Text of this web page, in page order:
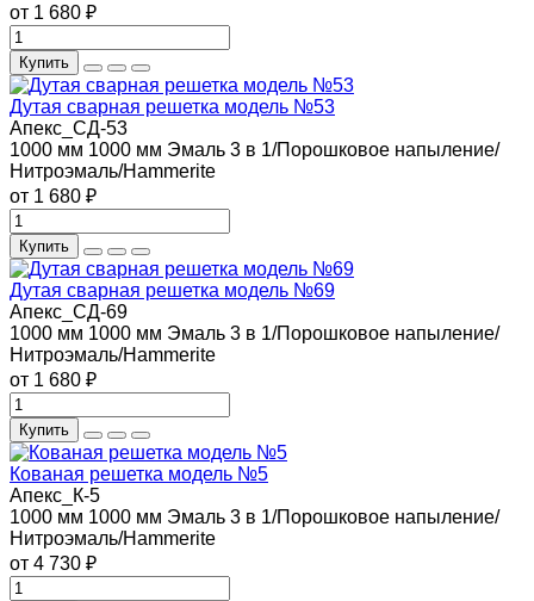
от 1 680 ₽
Купить
Дутая сварная решетка модель №53
Апекс_СД-53
1000 мм 1000 мм Эмаль 3 в 1/Порошковое напыление/
Нитроэмаль/Hammerite
от 1 680 ₽
Купить
Дутая сварная решетка модель №69
Апекс_СД-69
1000 мм 1000 мм Эмаль 3 в 1/Порошковое напыление/
Нитроэмаль/Hammerite
от 1 680 ₽
Купить
Кованая решетка модель №5
Апекс_К-5
1000 мм 1000 мм Эмаль 3 в 1/Порошковое напыление/
Нитроэмаль/Hammerite
от 4 730 ₽